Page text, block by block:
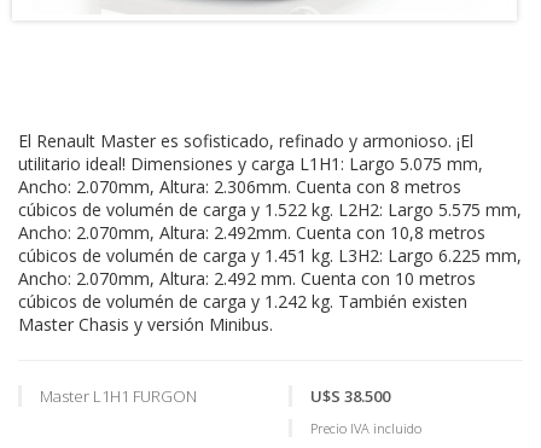
El Renault Master es sofisticado, refinado y armonioso. ¡El
utilitario ideal! Dimensiones y carga L1H1: Largo 5.075 mm,
Ancho: 2.070mm, Altura: 2.306mm. Cuenta con 8 metros
cúbicos de volumén de carga y 1.522 kg. L2H2: Largo 5.575 mm,
Ancho: 2.070mm, Altura: 2.492mm. Cuenta con 10,8 metros
cúbicos de volumén de carga y 1.451 kg. L3H2: Largo 6.225 mm,
Ancho: 2.070mm, Altura: 2.492 mm. Cuenta con 10 metros
cúbicos de volumén de carga y 1.242 kg. También existen
Master Chasis y versión Minibus.
Master L1H1 FURGON U$S 38.500
Precio IVA incluido